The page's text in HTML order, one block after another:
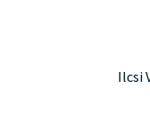
Ilcsi